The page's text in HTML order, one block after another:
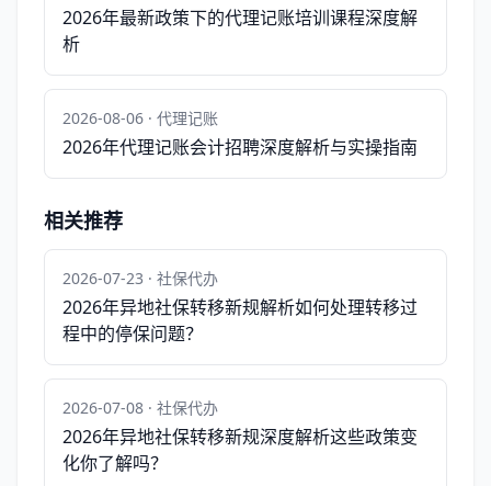
2026年最新政策下的代理记账培训课程深度解
析
2026-08-06 · 代理记账
2026年代理记账会计招聘深度解析与实操指南
相关推荐
2026-07-23 · 社保代办
2026年异地社保转移新规解析如何处理转移过
程中的停保问题？
2026-07-08 · 社保代办
2026年异地社保转移新规深度解析这些政策变
化你了解吗？